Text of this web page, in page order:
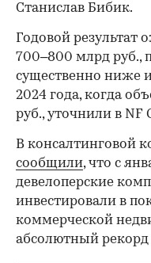
Станислав Бибик.
Годовой результат
700–800 млрд руб.,
существенно ниже
2024 года, когда
руб., уточнили в NF
В консалтинговой
сообщили, что с
девелоперские
инвестировали в
коммерческой
абсолютный рекорд